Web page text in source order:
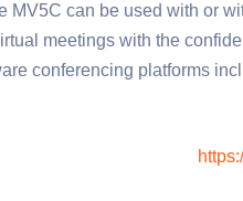
MV5C can be used with or
meetings with the
conferencing platforms